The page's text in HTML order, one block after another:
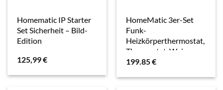
Homematic IP Starter
Set Sicherheit – Bild-
Edition
125,99€
HomeMatic 3er-Set
Funk-
Heizkörperthermostat,
Thermostat, Weiss
199.85€